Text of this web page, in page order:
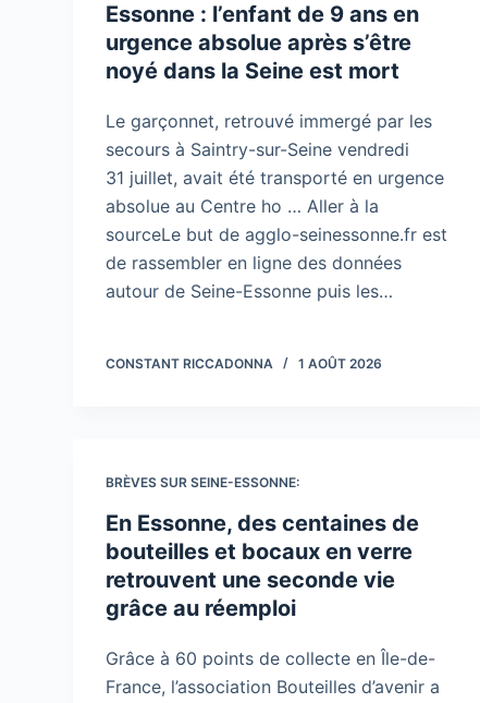
Essonne : l’enfant de 9 ans en
urgence absolue après s’être
noyé dans la Seine est mort
Le garçonnet, retrouvé immergé par les
secours à Saintry-sur-Seine vendredi
31 juillet, avait été transporté en urgence
absolue au Centre ho … Aller à la
sourceLe but de agglo-seinessonne.fr est
de rassembler en ligne des données
autour de Seine-Essonne puis les…
CONSTANT RICCADONNA 1 AOÛT 2026
BRÈVES SUR SEINE-ESSONNE:
En Essonne, des centaines de
bouteilles et bocaux en verre
retrouvent une seconde vie
grâce au réemploi
Grâce à 60 points de collecte en Île-de-
France, l’association Bouteilles d’avenir a